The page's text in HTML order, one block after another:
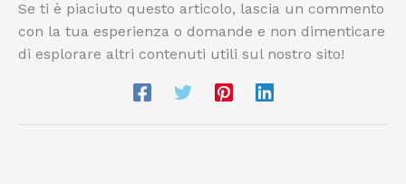
Se ti è piaciuto questo articolo, lascia un commento
con la tua esperienza o domande e non dimenticare
di esplorare altri contenuti utili sul nostro sito!